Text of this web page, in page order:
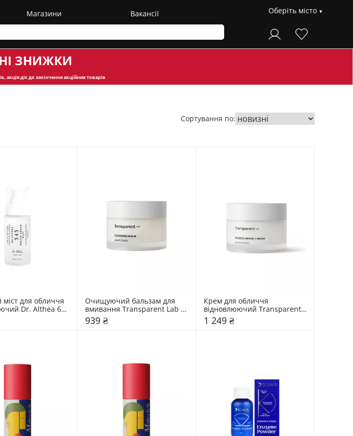
Магазини Вакансії Оберіть місто
ЗНИЖКИ
акція діє до закінчення акційних товарів
Сортування по:
для обличчя
Dr. Althea 60
Очищуючий бальзам для
вмивання Transparent Lab
60 мл
939 ₴
Крем для обличчя
відновлюючий Transparent
Lab 60 мл
1 249 ₴